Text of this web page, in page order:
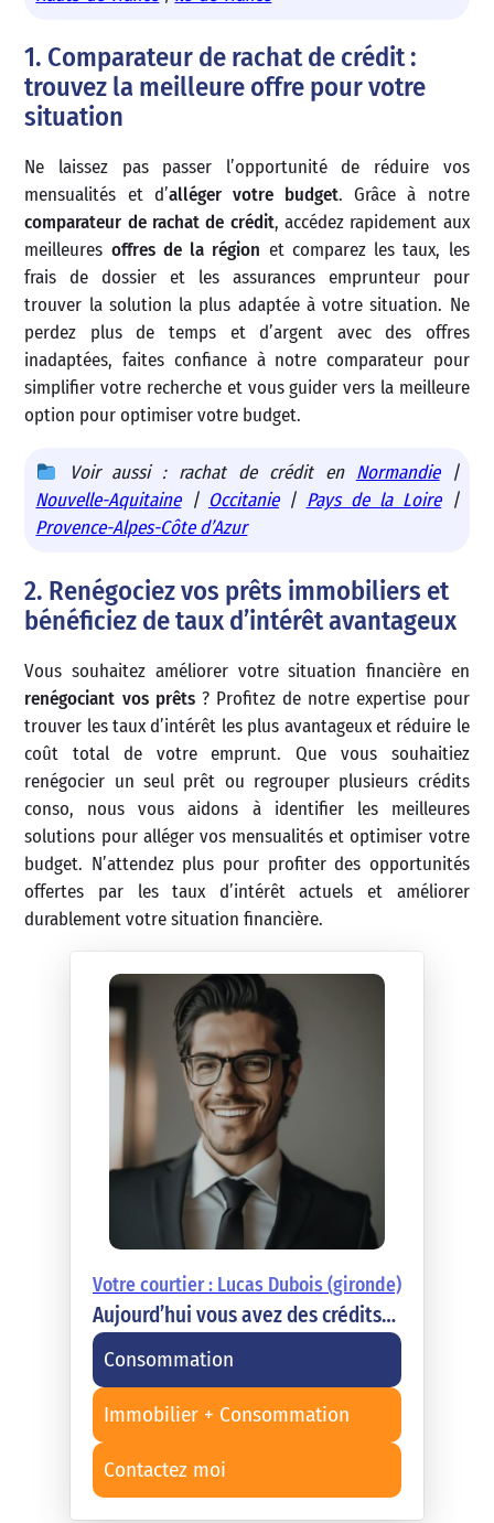
1. Comparateur de rachat de crédit :
trouvez la meilleure offre pour votre
situation
Ne laissez pas passer l’opportunité de réduire vos
mensualités et d’alléger votre budget. Grâce à notre
comparateur de rachat de crédit, accédez rapidement aux
meilleures offres de la région et comparez les taux, les
frais de dossier et les assurances emprunteur pour
trouver la solution la plus adaptée à votre situation. Ne
perdez plus de temps et d’argent avec des offres
inadaptées, faites confiance à notre comparateur pour
simplifier votre recherche et vous guider vers la meilleure
option pour optimiser votre budget.
Voir aussi : rachat de crédit en Normandie|
Nouvelle-Aquitaine| Occitanie| Pays de la Loire|
Provence-Alpes-Côte d’Azur
2. Renégociez vos prêts immobiliers et
bénéficiez de taux d’intérêt avantageux
Vous souhaitez améliorer votre situation financière en
renégociant vos prêts? Profitez de notre expertise pour
trouver les taux d’intérêt les plus avantageux et réduire le
coût total de votre emprunt. Que vous souhaitiez
renégocier un seul prêt ou regrouper plusieurs crédits
conso, nous vous aidons à identifier les meilleures
solutions pour alléger vos mensualités et optimiser votre
budget. N’attendez plus pour profiter des opportunités
offertes par les taux d’intérêt actuels et améliorer
durablement votre situation financière.
Votre courtier : Lucas Dubois (gironde)
Aujourd’hui vous avez des crédits…
Consommation
Immobilier + Consommation
Contactez moi